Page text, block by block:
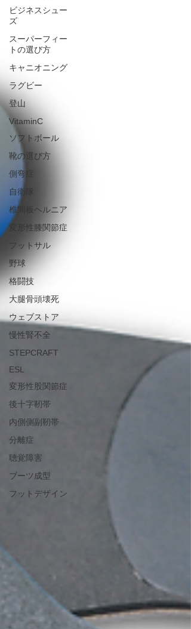
ビジネスシュー
ズ
スーパーフィー
トの選び方
キャニオニング
ラグビー
登山
VitaminC
ソフトボール
靴の選び方
側弯症
自衛隊
椎間板ヘルニア
変形性膝関節症
フットサル
野球
格闘技
大腿骨頭壊死
ウェブストア
慢性腎不全
STEPCRAFT
ESL
変形性股関節症
後十字靭帯
内側側副靭帯
分離症
聴覚障害
ブーツ成型
フットデザイン